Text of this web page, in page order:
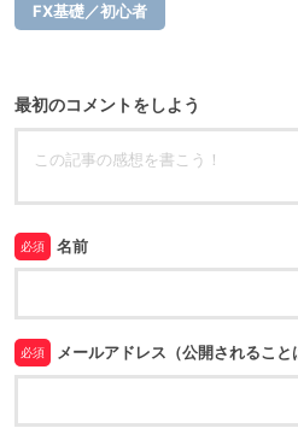
FX基礎／初心者
最初のコメントをしよう
必須 名前
必須 メールアドレス（公開されること